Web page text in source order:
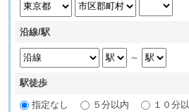
沿線/駅
～
駅徒歩
指定なし ５分以内 １０分